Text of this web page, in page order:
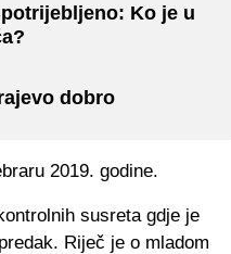
Ko je u
dobro
2019. godine.
susreta gdje je
Riječ je o mladom